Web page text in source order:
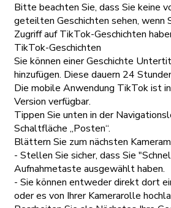
Bitte beachten Sie, dass Sie keine
geteilten Geschichten sehen, wenn
Zugriff auf TikTok-Geschichten
TikTok-Geschichten
Sie können einer Geschichte
hinzufügen. Diese dauern 24
Die mobile Anwendung TikTok ist
Version verfügbar.
Tippen Sie unten in der
Schaltfläche „Posten“.
Blättern Sie zum nächsten
- Stellen Sie sicher, dass Sie
Aufnahmetaste ausgewählt haben.
- Sie können entweder direkt dort
oder es von Ihrer Kamerarolle